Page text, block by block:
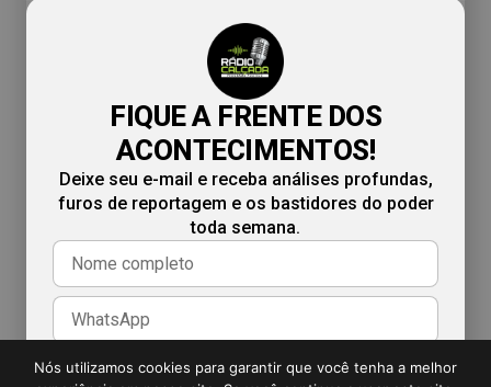
Nós utilizamos cookies para garantir que você tenha a melhor
FIQUE A FRENTE DOS
ACONTECIMENTOS!
Deixe seu e-mail e receba análises profundas,
furos de reportagem e os bastidores do poder
toda semana.